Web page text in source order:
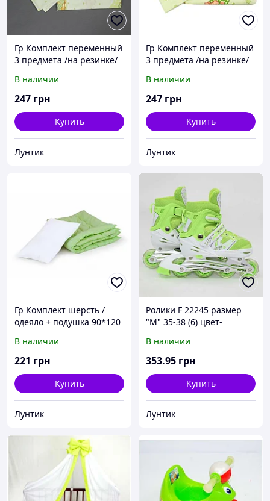
Гр Комплект переменный
3 предмета /на резинке/
- цвет салатовый ТМ
Беби-Текс
В наличии
247 грн
Купить
Лунтик
Гр Комплект переменный
3 предмета /на резинке/
цвет салатовый ТМ Беби-
Текс
В наличии
247 грн
Купить
Лунтик
Гр Комплект шерсть /
одеяло + подушка 90*120
ТМ Алекс
В наличии
221 грн
Купить
Лунтик
Ролики F 22245 размер
"М" 35-38 (6) цвет-
переставные колёса PVC
d=7см, переднее колесо
В наличии
353.95 грн
Купить
Лунтик